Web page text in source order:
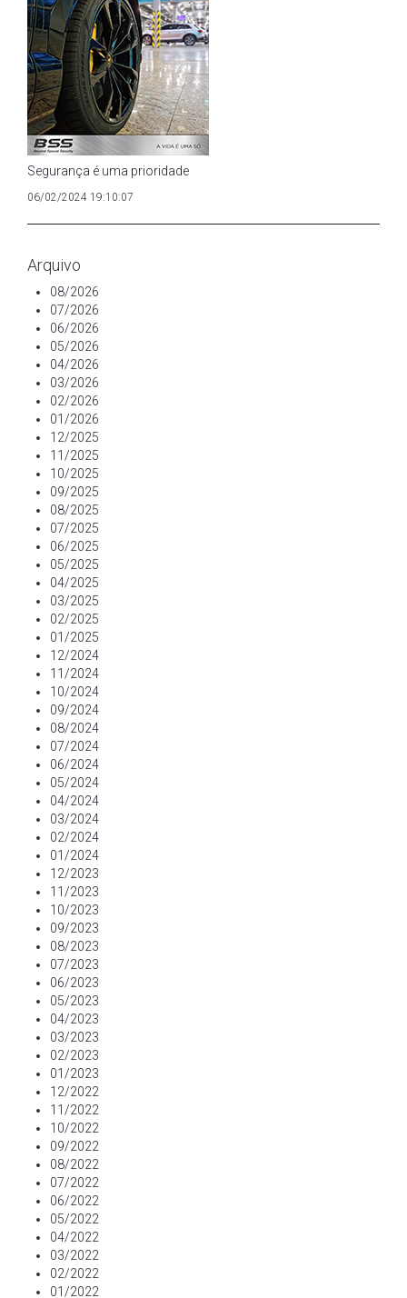
Segurança é uma prioridade
06/02/2024 19:10:07
Arquivo
08/2026
07/2026
06/2026
05/2026
04/2026
03/2026
02/2026
01/2026
12/2025
11/2025
10/2025
09/2025
08/2025
07/2025
06/2025
05/2025
04/2025
03/2025
02/2025
01/2025
12/2024
11/2024
10/2024
09/2024
08/2024
07/2024
06/2024
05/2024
04/2024
03/2024
02/2024
01/2024
12/2023
11/2023
10/2023
09/2023
08/2023
07/2023
06/2023
05/2023
04/2023
03/2023
02/2023
01/2023
12/2022
11/2022
10/2022
09/2022
08/2022
07/2022
06/2022
05/2022
04/2022
03/2022
02/2022
01/2022